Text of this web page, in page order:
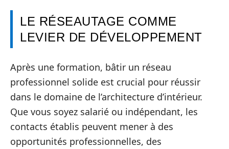
LE RÉSEAUTAGE COMME
LEVIER DE DÉVELOPPEMENT
Après une formation, bâtir un réseau
professionnel solide est crucial pour réussir
dans le domaine de l’architecture d’intérieur.
Que vous soyez salarié ou indépendant, les
contacts établis peuvent mener à des
opportunités professionnelles, des